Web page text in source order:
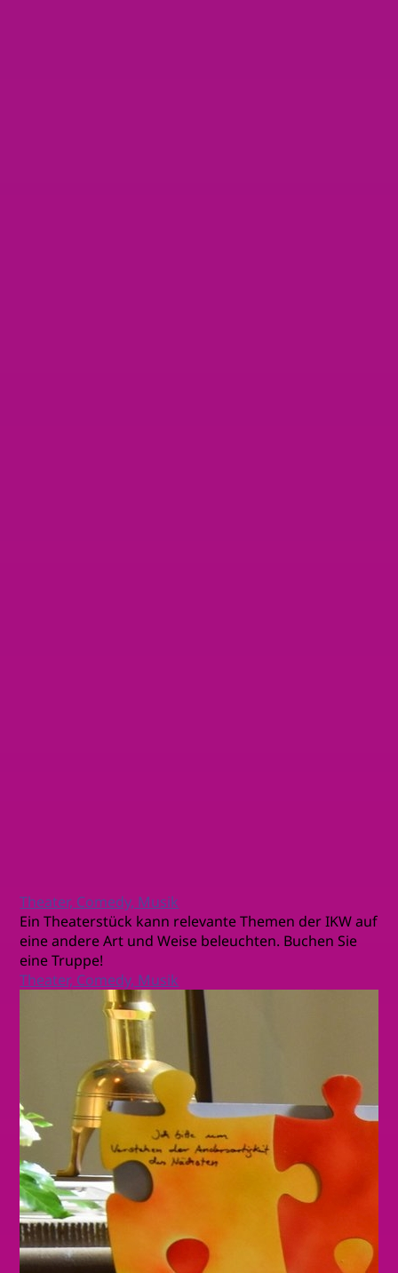
Theater, Comedy, Musik
Ein Theaterstück kann relevante Themen der IKW auf
eine andere Art und Weise beleuchten. Buchen Sie
eine Truppe!
Theater, Comedy, Musik